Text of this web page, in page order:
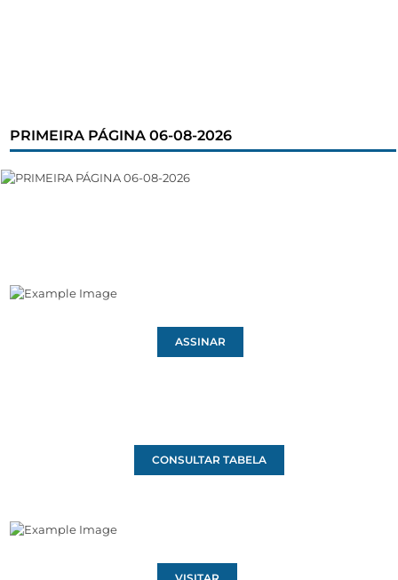
PRIMEIRA PÁGINA 06-08-2026
ASSINAR
CONSULTAR TABELA